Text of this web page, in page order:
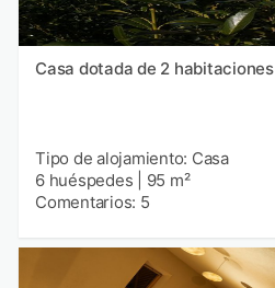
Casa dotada de 2 habitaciones
Tipo de alojamiento: Casa
6 huéspedes
95 m²
Comentarios: 5